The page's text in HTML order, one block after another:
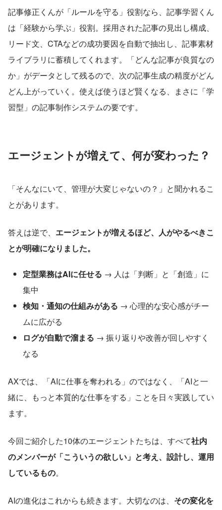
記事修正くんが「ルールを守る」役割なら、記事学習くん
は「経験から学ぶ」役割。採用された記事の見出し構成、
リード文、CTAなどの成功要因を自動で抽出し、記事素材
ライブラリに蓄積してくれます。「どんな記事が良質なの
か」がデータとして残るので、次の記事生成の精度がどん
どん上がっていく。使えば使うほど賢くなる、まさに「学
習型」の記事制作システムの要です。
エージェントが増えて、何が変わった？
「そんなにいて、管理が大変じゃないの？」と聞かれるこ
とがあります。
答えは逆で、 エージェントが増えるほど、人がやるべきこ
とが明確になりました。
定型業務はAIに任せる → 人は「判断」と「創造」に
集中
検知・通知の仕組みがある → 心理的な安心感がチー
ムに広がる
ログが自動で溜まる → 振り返りや改善が回しやすく
なる
AXでは、「AIに仕事を奪われる」のではなく、「AIと一
緒に、もっと本質的な仕事をする」ことを日々実践してい
ます。
今回ご紹介した10体のエージェントたちは、すべて社内
のメンバーが「こういうの欲しい」と考え、設計し、運用
しているもの。
AIの進化はこれからも続きます。大切なのは、 その変化を